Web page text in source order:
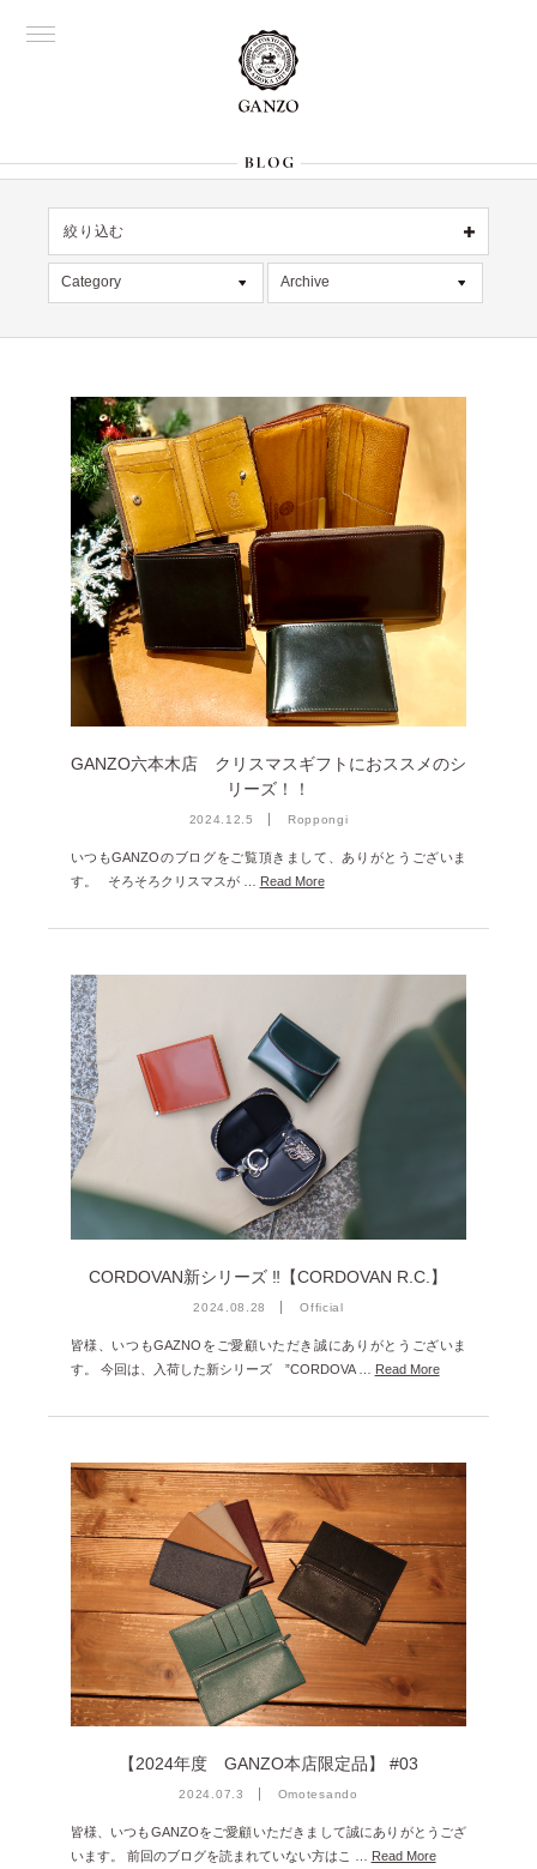
絞り込む
OFFICIAL 銀座
Director's
絞り込む
Category
デッドストック
在庫情報
限定商品
入荷情報
雑誌掲載
イベント
Archive
2026年7月 [4]
2026年6月 [2]
2026年5月 [1]
2026年4月 [7]
2025年12月 [2]
2025年11月 [6]
2025年10月 [8]
2025年9月 [8]
2025年7月 [3]
2025年6月 [3]
2025年5月 [3]
2025年4月 [7]
2025年3月 [1]
2025年2月 [5]
2025年1月 [1]
2024年12月 [2]
2024年11月 [5]
2024年10月 [5]
2024年8月 [2]
2024年7月 [6]
2024年5月 [4]
2024年4月 [3]
2024年3月 [10]
2024年2月 [1]
2024年1月 [1]
2023年12月 [7]
2023年11月 [6]
2023年9月 [4]
2023年7月 [4]
2023年6月 [5]
GANZO六本木店 クリスマスギフトにおススメのシ
リーズ！！
2024.12.5 Roppongi
いつもGANZOのブログをご覧頂きまして、ありがとうございま
す。 そろそろクリスマスが …
Read More
CORDOVAN新シリーズ ‼【CORDOVAN R.C.】
2024.08.28 Official
皆様、いつもGAZNOをご愛顧いただき誠にありがとうございま
す。 今回は、入荷した新シリーズ ”CORDOVA …
Read More
【2024年度 GANZO本店限定品】 #03
2024.07.3 Omotesando
皆様、いつもGANZOをご愛顧いただきまして誠にありがとうござ
います。 前回のブログを読まれていない方はこ …
Read More